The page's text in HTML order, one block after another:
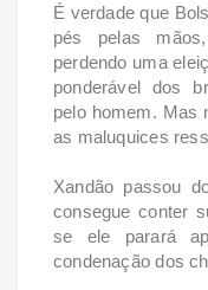
É verdade que
pés pelas
perdendo uma
ponderável dos
pelo homem. Mas
as maluquices
Xandão passou
consegue conter
se ele parará
condenação dos